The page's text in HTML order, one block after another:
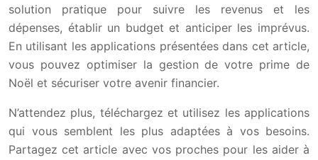
solution pratique pour suivre les revenus et les
dépenses, établir un budget et anticiper les imprévus.
En utilisant les applications présentées dans cet article,
vous pouvez optimiser la gestion de votre prime de
Noël et sécuriser votre avenir financier.
N’attendez plus, téléchargez et utilisez les applications
qui vous semblent les plus adaptées à vos besoins.
Partagez cet article avec vos proches pour les aider à